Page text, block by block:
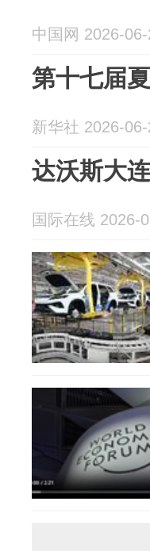
中国网 2026-06-
第十七届
新华社 2026-06-
达沃斯大
国际在线 2026-